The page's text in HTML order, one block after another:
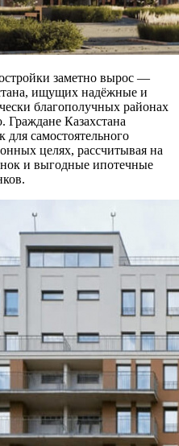
заметно вырос —
ищущих надёжные и
благополучных районах
Граждане Казахстана
для самостоятельного
целях, рассчитывая на
и выгодные ипотечные